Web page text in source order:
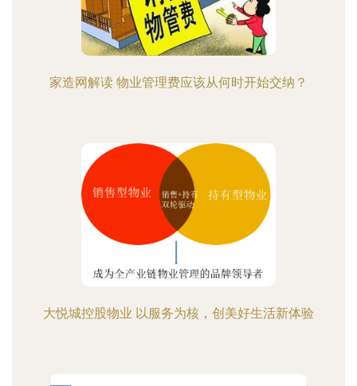
家造网解读 物业管理费应该从何时开始交纳？
大悦城控股物业 以服务为核，创美好生活新体验